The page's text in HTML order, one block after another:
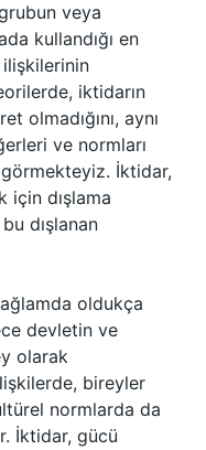
veya
kullandığı en
iktidarın
olmadığını, aynı
ve normları
İktidar,
için dışlama
dışlanan
oldukça
devletin ve
olarak
bireyler
normlarda da
İktidar, gücü